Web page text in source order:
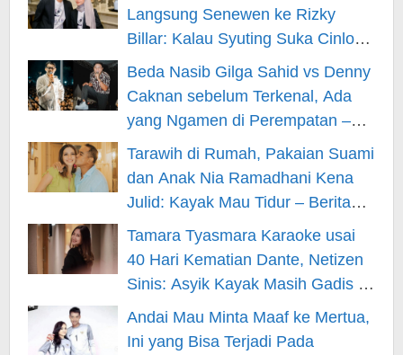
Langsung Senewen ke Rizky
Billar: Kalau Syuting Suka Cinlok?
– Berita Hiburan
Beda Nasib Gilga Sahid vs Denny
Caknan sebelum Terkenal, Ada
yang Ngamen di Perempatan –
Berita Hiburan
Tarawih di Rumah, Pakaian Suami
dan Anak Nia Ramadhani Kena
Julid: Kayak Mau Tidur – Berita
Hiburan
Tamara Tyasmara Karaoke usai
40 Hari Kematian Dante, Netizen
Sinis: Asyik Kayak Masih Gadis –
Berita Hiburan
Andai Mau Minta Maaf ke Mertua,
Ini yang Bisa Terjadi Pada